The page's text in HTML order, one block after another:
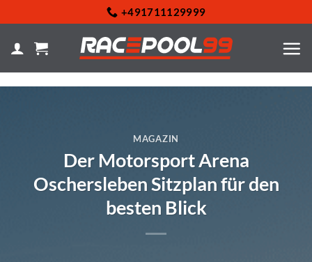
springen
+491711129999
MAGAZIN
Der Motorsport Arena
Oschersleben Sitzplan für den
besten Blick